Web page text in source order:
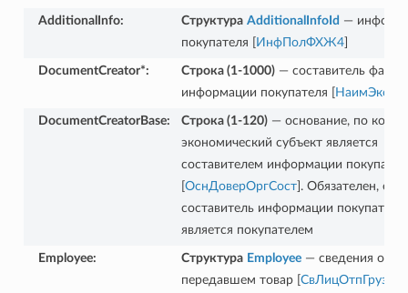
AdditionalInfo: Структура AdditionalInfoId —
покупателя [
ИнфПолФХЖ4]
DocumentCreator*: Строка (1-1000)— составитель файла
информации покупателя [
DocumentCreatorBase: Строка (1-120)— основание, по
экономический субъект является
составителем информации
ОснДоверОргСост]. Обязателен,
составитель информации покупателя
является покупателем
Employee: Структура Employee— сведения о
передавшем товар [ СвЛицОтпГруз